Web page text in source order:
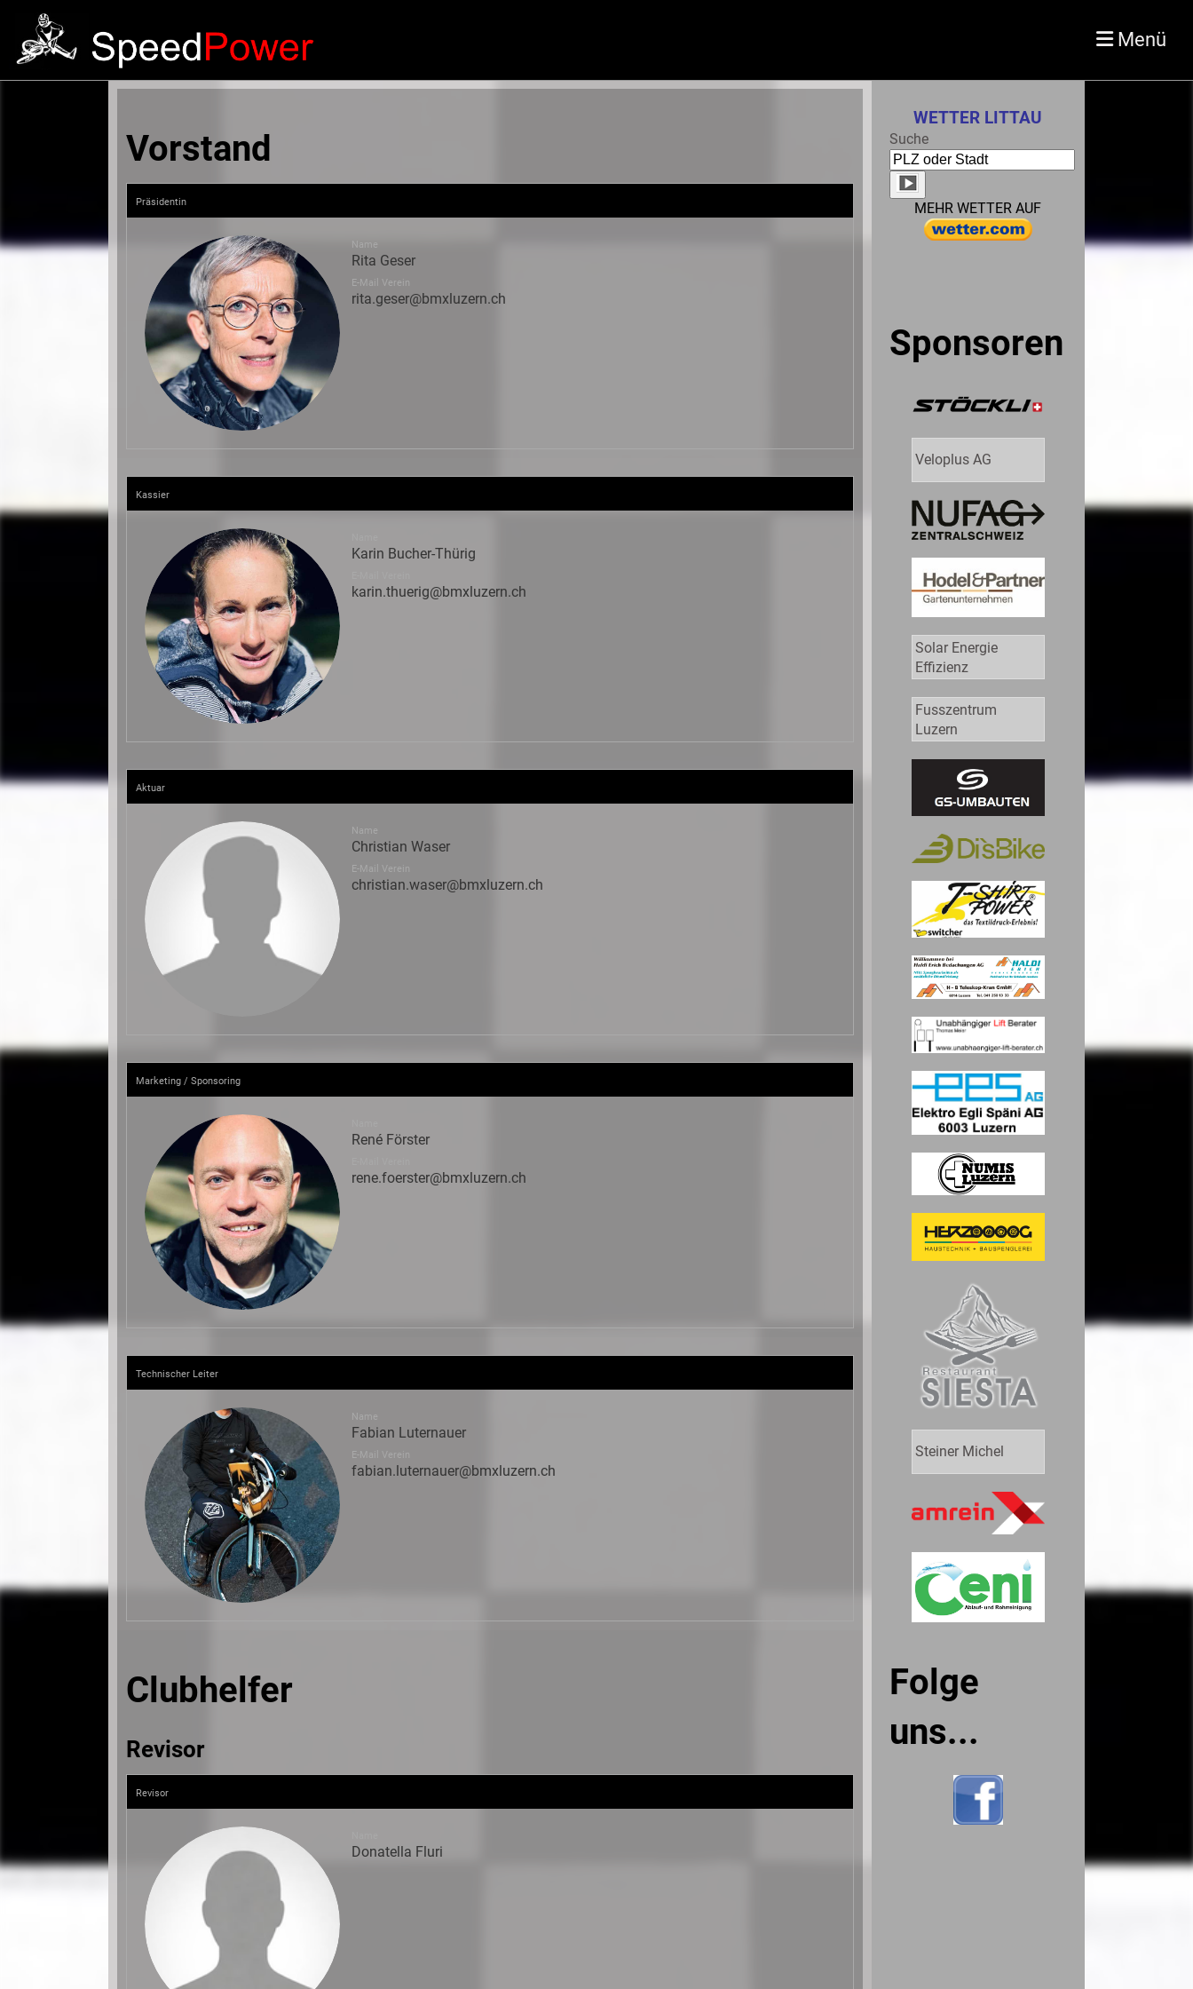
Menü
Vorstand
Präsidentin
Name
Rita Geser
E-Mail Verein
rita.geser@bmxluzern.ch
Kassier
Karin Bucher-Thürig
karin.thuerig@bmxluzern.ch
Aktuar
Name
Christian Waser
E-Mail Verein
christian.waser@bmxluzern.ch
Marketing / Sponsoring
René Förster
rene.foerster@bmxluzern.ch
Technischer Leiter
Name
Fabian Luternauer
E-Mail Verein
fabian.luternauer@bmxluzern.ch
Clubhelfer
Revisor
Revisor
Donatella Fluri
WETTER LITTAU
Suche
MEHR WETTER AUF
Sponsoren
Veloplus AG
Solar Energie
Effizienz
Fusszentrum
Luzern
Steiner Michel
Folge
uns...